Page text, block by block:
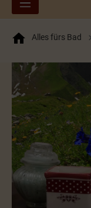
Alles fürs Bad